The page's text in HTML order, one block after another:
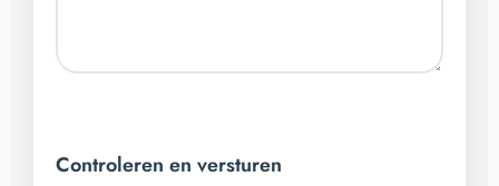
Controleren en versturen